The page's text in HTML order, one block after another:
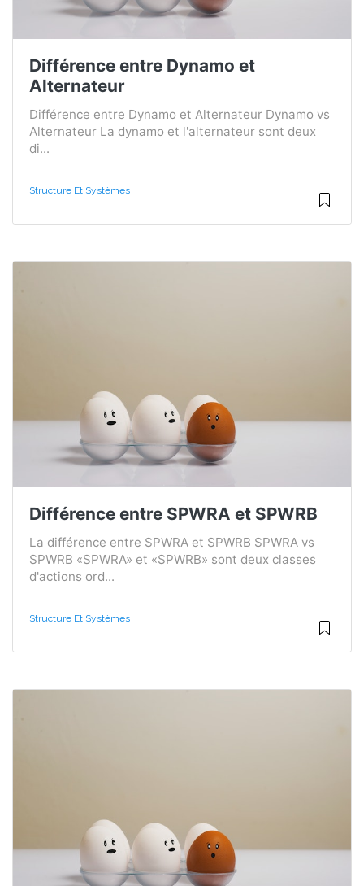
Différence entre Dynamo et
Alternateur
Différence entre Dynamo et Alternateur Dynamo vs
Alternateur La dynamo et l'alternateur sont deux
di...
Structure Et Systèmes
Différence entre SPWRA et SPWRB
La différence entre SPWRA et SPWRB SPWRA vs
SPWRB «SPWRA» et «SPWRB» sont deux classes
d'actions ord...
Structure Et Systèmes